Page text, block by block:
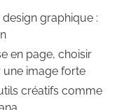
graphique :
en page, choisir
image forte
créatifs comme